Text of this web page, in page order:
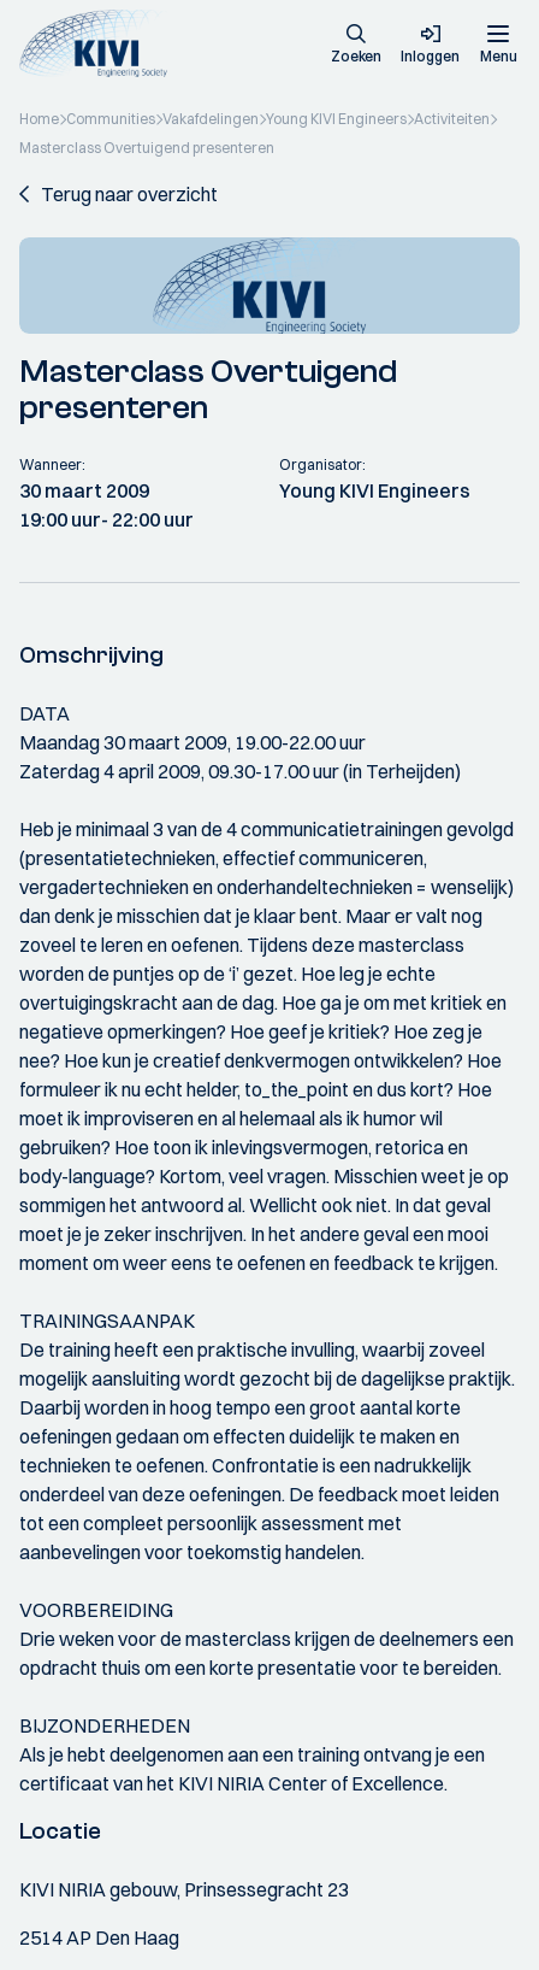
Zoeken Inloggen Menu
Home Communities Vakafdelingen Young KIVI Engineers Activiteiten
Masterclass Overtuigend presenteren
Terug naar overzicht
Masterclass Overtuigend
presenteren
Wanneer:
30 maart 2009
19:00 uur- 22:00 uur
Organisator:
Young KIVI Engineers
Omschrijving
DATA
Maandag 30 maart 2009, 19.00-22.00 uur
Zaterdag 4 april 2009, 09.30-17.00 uur (in Terheijden)
Heb je minimaal 3 van de 4 communicatietrainingen gevolgd
(presentatietechnieken, effectief communiceren,
vergadertechnieken en onderhandeltechnieken = wenselijk)
dan denk je misschien dat je klaar bent. Maar er valt nog
zoveel te leren en oefenen. Tijdens deze masterclass
worden de puntjes op de ‘i’ gezet. Hoe leg je echte
overtuigingskracht aan de dag. Hoe ga je om met kritiek en
negatieve opmerkingen? Hoe geef je kritiek? Hoe zeg je
nee? Hoe kun je creatief denkvermogen ontwikkelen? Hoe
formuleer ik nu echt helder, to_the_point en dus kort? Hoe
moet ik improviseren en al helemaal als ik humor wil
gebruiken? Hoe toon ik inlevingsvermogen, retorica en
body-language? Kortom, veel vragen. Misschien weet je op
sommigen het antwoord al. Wellicht ook niet. In dat geval
moet je je zeker inschrijven. In het andere geval een mooi
moment om weer eens te oefenen en feedback te krijgen.
TRAININGSAANPAK
De training heeft een praktische invulling, waarbij zoveel
mogelijk aansluiting wordt gezocht bij de dagelijkse praktijk.
Daarbij worden in hoog tempo een groot aantal korte
oefeningen gedaan om effecten duidelijk te maken en
technieken te oefenen. Confrontatie is een nadrukkelijk
onderdeel van deze oefeningen. De feedback moet leiden
tot een compleet persoonlijk assessment met
aanbevelingen voor toekomstig handelen.
VOORBEREIDING
Drie weken voor de masterclass krijgen de deelnemers een
opdracht thuis om een korte presentatie voor te bereiden.
BIJZONDERHEDEN
Als je hebt deelgenomen aan een training ontvang je een
certificaat van het KIVI NIRIA Center of Excellence.
Locatie
KIVI NIRIA gebouw, Prinsessegracht 23
2514 AP Den Haag